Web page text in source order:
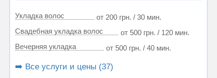
Укладка волос
от 200 грн. / 30 мин.
Свадебная укладка волос
от 500 грн. / 120 мин.
Вечерняя укладка
от 500 грн. / 40 мин.
➡️ Все услуги и цены (37)